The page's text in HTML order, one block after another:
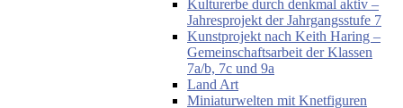
Kulturerbe durch denkmal aktiv –
Jahresprojekt der Jahrgangsstufe 7
Kunstprojekt nach Keith Haring –
Gemeinschaftsarbeit der Klassen
7a/b, 7c und 9a
Land Art
Miniaturwelten mit Knetfiguren